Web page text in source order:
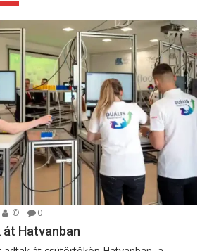
© 0
Hatvanban